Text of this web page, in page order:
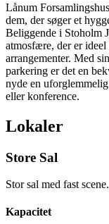
Lånum
dem, der søger et
Beliggende i Stoholm
atmosfære, der er
arrangementer. Med
parkering er det en
nyde en
eller konference.
Lokaler
Store Sal
Stor sal med fast scene.
Kapacitet